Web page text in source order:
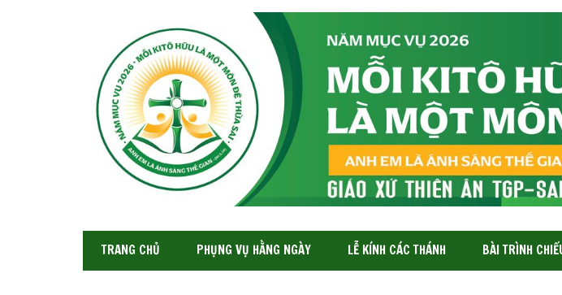
XỨ
THIÊN
ÂN-
SAIGON
TRANG CHỦ PHỤNG VỤ HẰNG NGÀY LỄ KÍNH CÁC THÁNH BÀI TRÌNH